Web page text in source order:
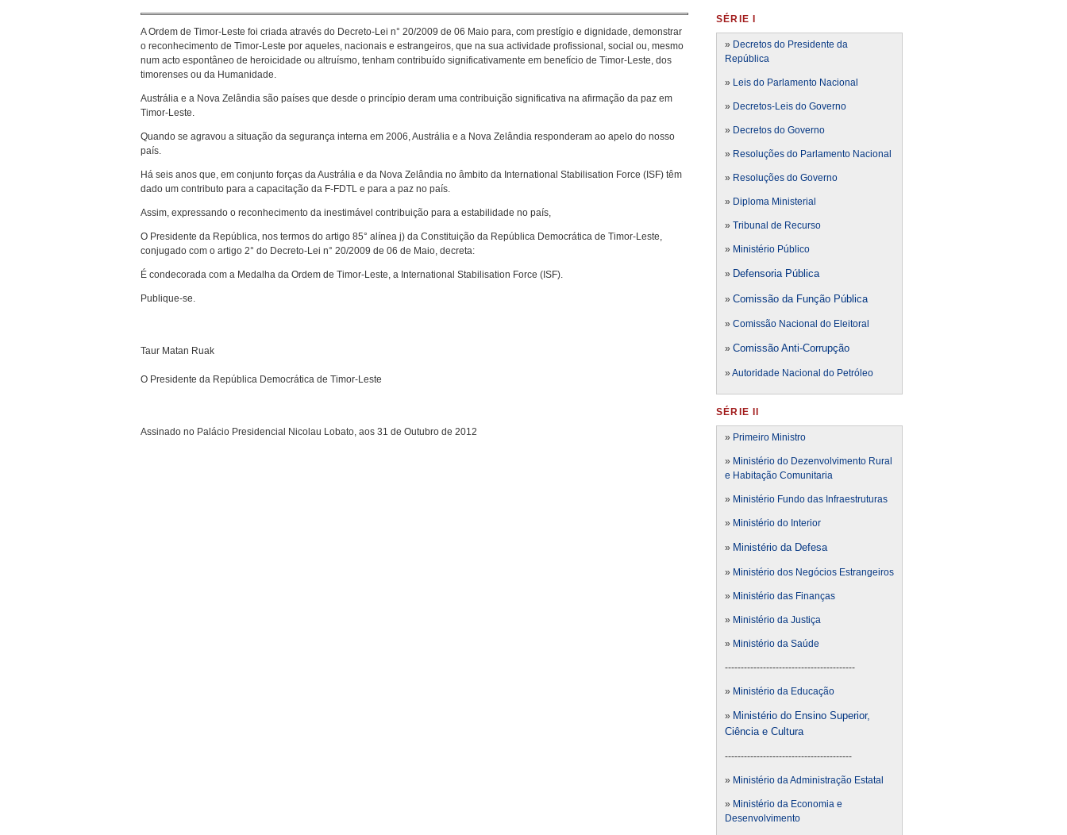
A Ordem de Timor-Leste foi criada através do Decreto-Lei n° 20/2009 de 06 Maio para, com prestígio e dignidade, demonstrar
o reconhecimento de Timor-Leste por aqueles, nacionais e estrangeiros, que na sua actividade profissional, social ou, mesmo
num acto espontâneo de heroicidade ou altruísmo, tenham contribuído significativamente em benefício de Timor-Leste, dos
timorenses ou da Humanidade.
Austrália e a Nova Zelândia são países que desde o princípio deram uma contribuição significativa na afirmação da paz em
Timor-Leste.
Quando se agravou a situação da segurança interna em 2006, Austrália e a Nova Zelândia responderam ao apelo do nosso
país.
Há seis anos que, em conjunto forças da Austrália e da Nova Zelândia no âmbito da International Stabilisation Force (ISF) têm
dado um contributo para a capacitação da F-FDTL e para a paz no país.
Assim, expressando o reconhecimento da inestimável contribuição para a estabilidade no país,
O Presidente da República, nos termos do artigo 85° alínea j) da Constituição da República Democrática de Timor-Leste,
conjugado com o artigo 2° do Decreto-Lei n° 20/2009 de 06 de Maio, decreta:
É condecorada com a Medalha da Ordem de Timor-Leste, a International Stabilisation Force (ISF).
Publique-se.
Taur Matan Ruak
O Presidente da República Democrática de Timor-Leste
Assinado no Palácio Presidencial Nicolau Lobato, aos 31 de Outubro de 2012
SÉRIE I
» Decretos do Presidente da
República
» Leis do Parlamento Nacional
» Decretos-Leis do Governo
» Decretos do Governo
» Resoluções do Parlamento Nacional
» Resoluções do Governo
» Diploma Ministerial
» Tribunal de Recurso
» Ministério Público
» Defensoria Pública
» Comissão da Função Pública
» Comissão Nacional do Eleitoral
» Comissão Anti-Corrupção
» Autoridade Nacional do Petróleo
SÉRIE II
» Primeiro Ministro
» Ministério do Dezenvolvimento Rural
e Habitação Comunitaria
» Ministério Fundo das Infraestruturas
» Ministério do Interior
» Ministério da Defesa
» Ministério dos Negócios Estrangeiros
» Ministério das Finanças
» Ministério da Justiça
» Ministério da Saúde
-----------------------------------------
» Ministério da Educação
» Ministério do Ensino Superior,
Ciência e Cultura
----------------------------------------
» Ministério da Administração Estatal
» Ministério da Economia e
Desenvolvimento